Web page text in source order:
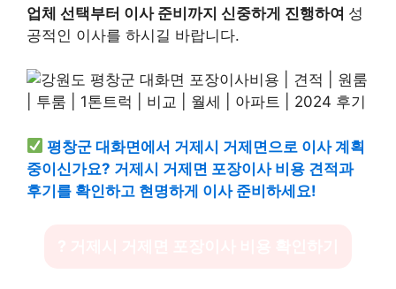
업체 선택부터 이사 준비까지 신중하게 진행하여 성
공적인 이사를 하시길 바랍니다.
평창군 대화면에서 거제시 거제면으로 이사 계획
중이신가요? 거제시 거제면 포장이사 비용 견적과
후기를 확인하고 현명하게 이사 준비하세요!